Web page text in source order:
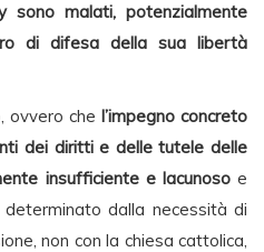
malati, potenzialmente
di difesa della sua libertà
ovvero che l’impegno concreto
dei diritti e delle tutele delle
insufficiente e lacunosoe
dalla necessità di
non con la chiesa cattolica,